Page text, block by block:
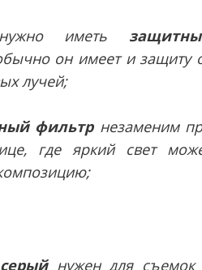
нужно иметь
он имеет и защиту
лучей;
фильтрнезаменим
где яркий свет
нужен для съемок